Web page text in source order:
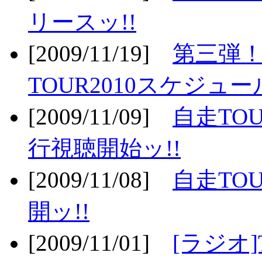
リースッ!!
[2009/11/19] 第三弾
TOUR2010スケジュー
[2009/11/09]
自走
行視聴開始ッ!!
[2009/11/08]
自走
開ッ!!
[2009/11/01] [ラジオ